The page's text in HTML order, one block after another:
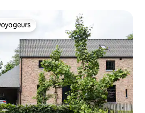
parmi les plus aimés